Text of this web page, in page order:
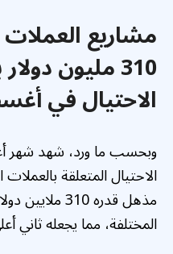
مشاريع
310 مليون
الاحتيال في
وبحسب ما ورد، شهد شهر
الاحتيال المتعلقة
مذهل قدره
المختلفة، مما يجعله ثاني